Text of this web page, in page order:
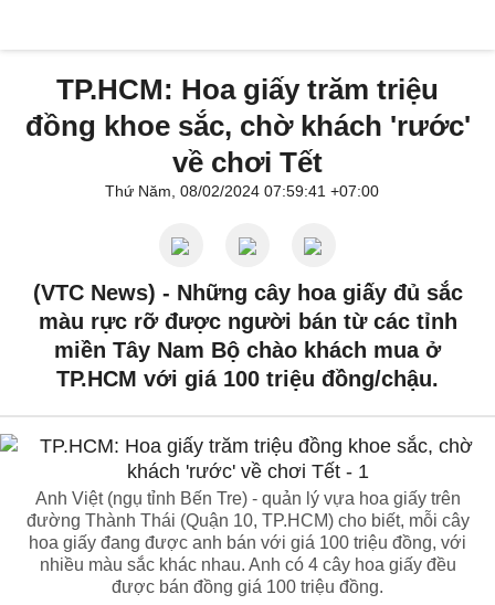
TP.HCM: Hoa giấy trăm triệu
đồng khoe sắc, chờ khách 'rước'
về chơi Tết
Thứ Năm, 08/02/2024 07:59:41 +07:00
(VTC News) - Những cây hoa giấy đủ sắc
màu rực rỡ được người bán từ các tỉnh
miền Tây Nam Bộ chào khách mua ở
TP.HCM với giá 100 triệu đồng/chậu.
Anh Việt (ngụ tỉnh Bến Tre) - quản lý vựa hoa giấy trên
đường Thành Thái (Quận 10, TP.HCM) cho biết, mỗi cây
hoa giấy đang được anh bán với giá 100 triệu đồng, với
nhiều màu sắc khác nhau. Anh có 4 cây hoa giấy đều
được bán đồng giá 100 triệu đồng.